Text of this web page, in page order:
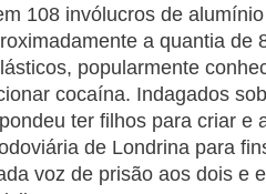
108 invólucros de
a quantia de
popularmente
cocaína. Indagados
ter filhos para criar e
de Londrina para
voz de prisão aos dois e